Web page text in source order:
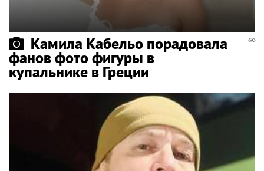
Камила Кабельо порадовала
фанов фото фигуры в
купальнике в Греции